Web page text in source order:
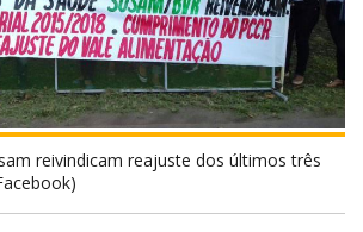
reivindicam reajuste dos últimos três